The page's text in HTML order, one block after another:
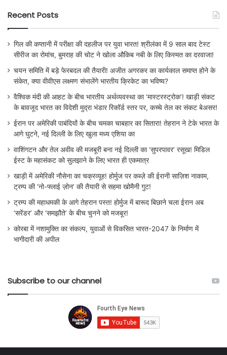
Recent Posts
गिल की कप्तानी में परीक्षा की दहलीज पर युवा भारत! श्रीलंका में 9 साल बाद टेस्ट
सीरीज का रोमांच, बुमराह की चोट ने खोला औकिब नबी के लिए किस्मत का दरवाजा!
चयन समिति में बड़े फेरबदल की तैयारी! अजीत अगरकर का कार्यकाल समाप्त होने के
संकेत, क्या वीवीएस लक्ष्मण संभालेंगे भारतीय क्रिकेट का भविष्य?
वैश्विक मंदी की आहट के बीच भारतीय अर्थव्यवस्था का ‘मास्टरस्ट्रोक’! खाड़ी संकट
के बावजूद भारत का विदेशी मुद्रा भंडार रिकॉर्ड स्तर पर, कच्चे तेल का संकट बेअसर!
ईरान पर अमेरिकी पाबंदियों के बीच चमका चाबहार का सितारा! तेहरान ने टेके भारत के
आगे घुटने, नई दिल्ली के लिए खुला मध्य एशिया का
वाशिंगटन और तेल अवीव की मजबूरी बना नई दिल्ली का ‘सुपरपावर’ रसूख! मिडिल
ईस्ट के महासंकट को सुलझाने के लिए भारत ही एकमात्र
खाड़ी में अमेरिकी नौसेना का चक्रव्यूह! होर्मुज पर कब्ज़े की ईरानी साज़िश नाकाम,
ट्रम्प की ‘नो-फ्लाई ज़ोन’ की तैयारी से सहमा खोमैनी गुट!
ट्रम्प की महाधमकी के आगे तेहरान पस्त! होर्मुज में बारूद बिछाने चला ईरान अब
‘सरेंडर’ और ‘समझौते’ के बीच चुनने को मजबूर!
कोरबा में नशामुक्ति का संकल्प, युवाओं से विकसित भारत-2047 के निर्माण में
भागीदारी की अपील
Subscribe to our channel